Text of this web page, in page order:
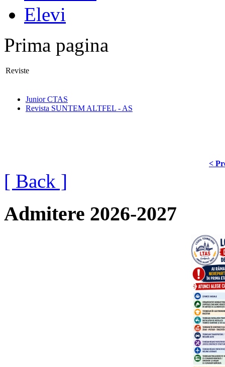
Elevi
Prima pagina
Reviste
Junior CTAS
Revista SUNTEM ALTFEL - AS
<
[ Back ]
Admitere 2026-2027